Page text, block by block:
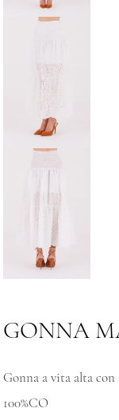
GONNA
Gonna a vita alta
100%CO